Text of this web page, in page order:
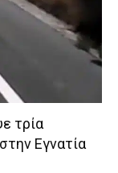
τρία
Εγνατία